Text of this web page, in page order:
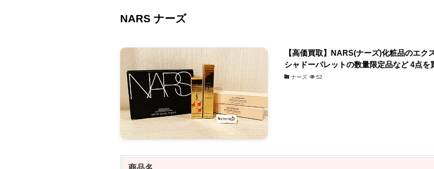
NARS ナーズ
【高価買取】NARS(ナーズ)化粧品のエク
シャドーパレットの数量限定品など 4点を
ナーズ 52